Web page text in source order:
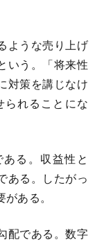
ような売り上げ
いう。「将来性
対策を講じなけ
れることにな
る。収益性と
ある。したがっ
ある。
配である。数字